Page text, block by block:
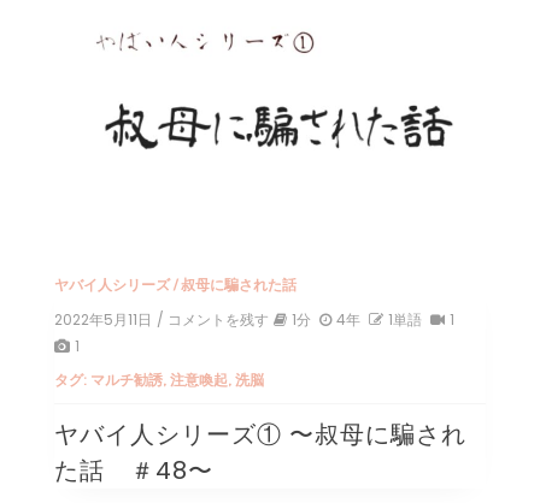
ヤバイ人シリーズ/叔母に騙された話
2022年5月11日 / コメントを残す on
シ
リ
1分 4年 1単語
1
1
タグ: マルチ勧誘, 注意喚起, 洗脳
ヤバイ人シリーズ① 〜叔母に騙され
た話 ＃48〜